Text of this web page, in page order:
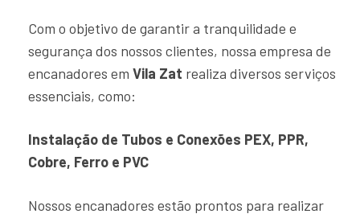
Com o objetivo de garantir a tranquilidade e
segurança dos nossos clientes, nossa empresa de
encanadores em Vila Zat realiza diversos serviços
essenciais, como:
Instalação de Tubos e Conexões PEX, PPR,
Cobre, Ferro e PVC
Nossos encanadores estão prontos para realizar